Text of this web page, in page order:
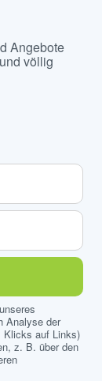
Angebote
völlig
Analyse der
Klicks auf Links)
z. B. über den